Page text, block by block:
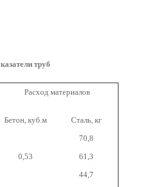
труб
Расход материалов
Бетон, куб.м
Сталь, кг
70,8
0,53
61,3
44,7